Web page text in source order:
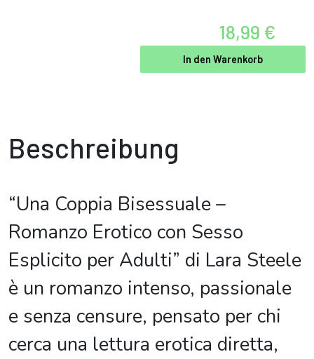
18,99 €
In den Warenkorb
Beschreibung
“Una Coppia Bisessuale –
Romanzo Erotico con Sesso
Esplicito per Adulti” di Lara Steele
è un romanzo intenso, passionale
e senza censure, pensato per chi
cerca una lettura erotica diretta,